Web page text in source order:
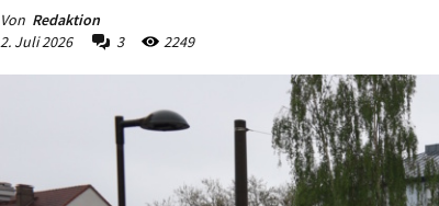
Von Redaktion
2. Juli 2026
3 2249